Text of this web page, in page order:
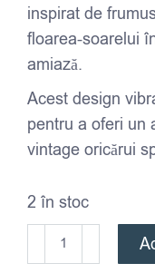
inspirat de
floarea-soarelui
amiază.
Acest design
pentru a oferi un
vintage oricărui
2 în stoc
Cantitate
Redesign